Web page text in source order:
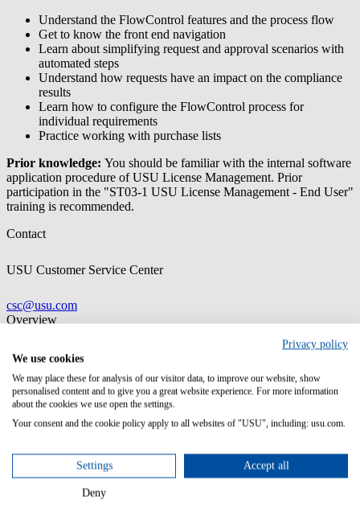
Understand the FlowControl features and the process flow
Get to know the front end navigation
Learn about simplifying request and approval scenarios with
automated steps
Understand how requests have an impact on the compliance
results
Learn how to configure the FlowControl process for
individual requirements
Practice working with purchase lists
Prior knowledge: You should be familiar with the internal software
application procedure of USU License Management. Prior
participation in the "ST03-1 USU License Management - End User"
training is recommended.
Contact
USU Customer Service Center
csc@usu.com
Overview
Germany (Headquarter)
71696 Möglingen
+49 7141 4867-0
Privacy policy
We use cookies
We may place these for analysis of our visitor data, to improve our website, show
personalised content and to give you a great website experience. For more information
about the cookies we use open the settings.
Your consent and the cookie policy apply to all websites of "USU", including: usu.com.
Settings Accept all
Deny